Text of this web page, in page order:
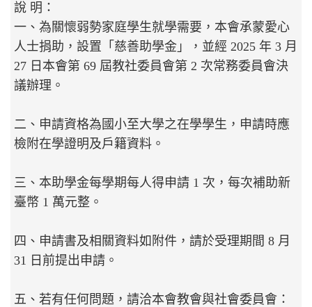
說 明：
一、為關懷弱勢家庭學生就學需要，本會承蒙愛心
人士捐助，設置「慈善助學金」，並經 2025 年 3 月
27 日本會第 69 屆教社委員會第 2 次常務委員會決
議辦理。
二、申請資格為國小至大學之在學學生，申請時應
檢附在學證明及戶籍資料。
三、本助學金每學期每人得申請 1 次，每次補助新
臺幣 1 萬元整。
四、申請書及相關資料如附件，請於受理期間 8 月
31 日前提出申請。
五、若有任何問題，請洽本會教會與社會委員會：